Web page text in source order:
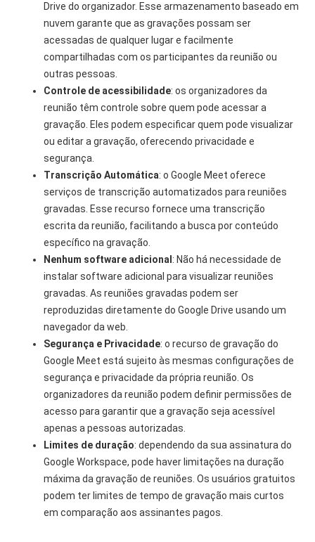
Drive do organizador. Esse armazenamento baseado em
nuvem garante que as gravações possam ser
acessadas de qualquer lugar e facilmente
compartilhadas com os participantes da reunião ou
outras pessoas.
Controle de acessibilidade: os organizadores da
reunião têm controle sobre quem pode acessar a
gravação. Eles podem especificar quem pode visualizar
ou editar a gravação, oferecendo privacidade e
segurança.
Transcrição Automática: o Google Meet oferece
serviços de transcrição automatizados para reuniões
gravadas. Esse recurso fornece uma transcrição
escrita da reunião, facilitando a busca por conteúdo
específico na gravação.
Nenhum software adicional : Não há necessidade de
instalar software adicional para visualizar reuniões
gravadas. As reuniões gravadas podem ser
reproduzidas diretamente do Google Drive usando um
navegador da web.
Segurança e Privacidade: o recurso de gravação do
Google Meet está sujeito às mesmas configurações de
segurança e privacidade da própria reunião. Os
organizadores da reunião podem definir permissões de
acesso para garantir que a gravação seja acessível
apenas a pessoas autorizadas.
Limites de duração: dependendo da sua assinatura do
Google Workspace, pode haver limitações na duração
máxima da gravação de reuniões. Os usuários gratuitos
podem ter limites de tempo de gravação mais curtos
em comparação aos assinantes pagos.